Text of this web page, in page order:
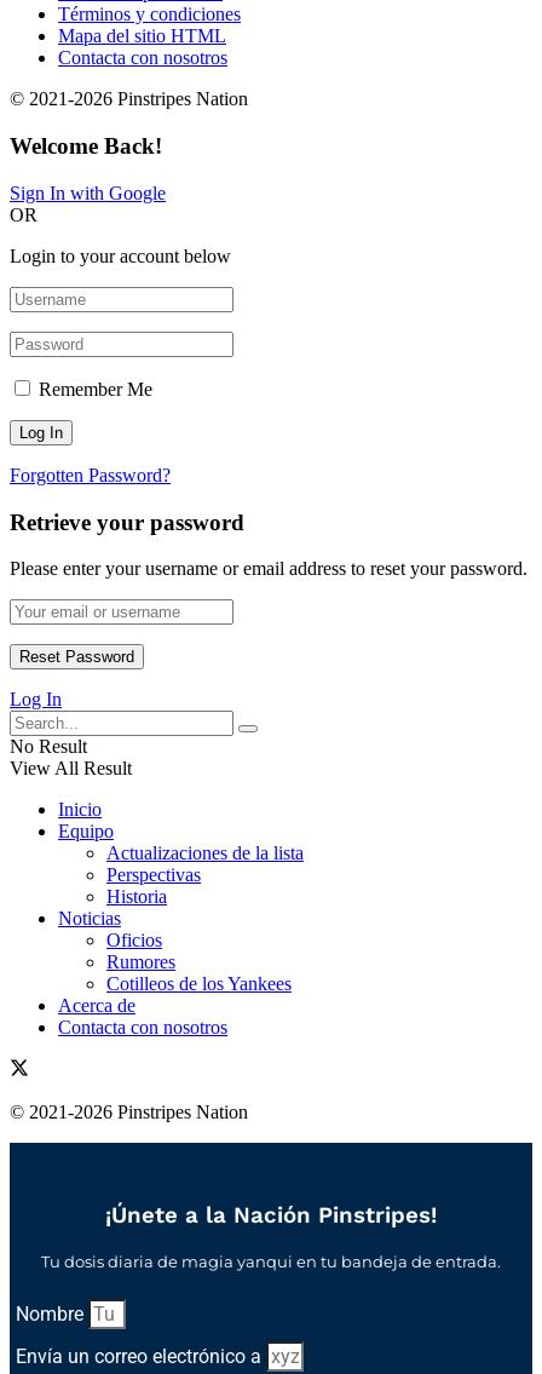
Términos y condiciones
Mapa del sitio HTML
Contacta con nosotros
© 2021-2026 Pinstripes Nation
Welcome Back!
Sign In with Google
OR
Login to your account below
Remember Me
Forgotten Password?
Retrieve your password
Please enter your username or email address to reset your password.
Log In
No Result
View All Result
Inicio
Equipo
Actualizaciones de la lista
Perspectivas
Historia
Noticias
Oficios
Rumores
Cotilleos de los Yankees
Acerca de
Contacta con nosotros
© 2021-2026 Pinstripes Nation
¡Únete a la Nación Pinstripes!
Tu dosis diaria de magia yanqui en tu bandeja de entrada.
Nombre
Envía un correo electrónico a